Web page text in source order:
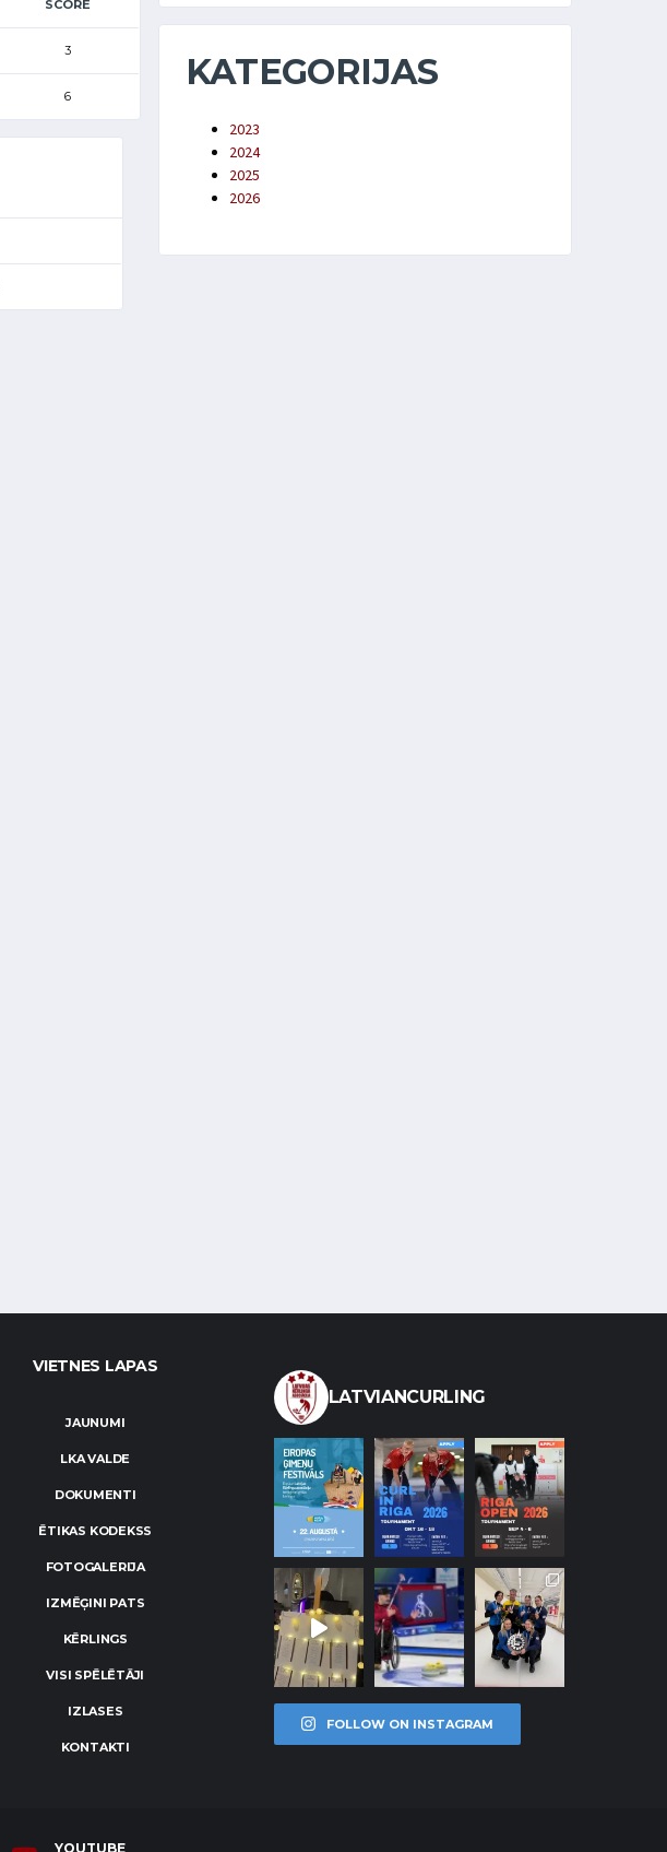
SCORE
3
6
KATEGORIJAS
2023
2024
2025
2026
VIETNES LAPAS
JAUNUMI
LKA VALDE
DOKUMENTI
ĒTIKAS KODEKSS
FOTOGALERIJA
IZMĒĢINI PATS
KĒRLINGS
VISI SPĒLĒTĀJI
IZLASES
KONTAKTI
LATVIANCURLING
FOLLOW ON INSTAGRAM
YOUTUBE